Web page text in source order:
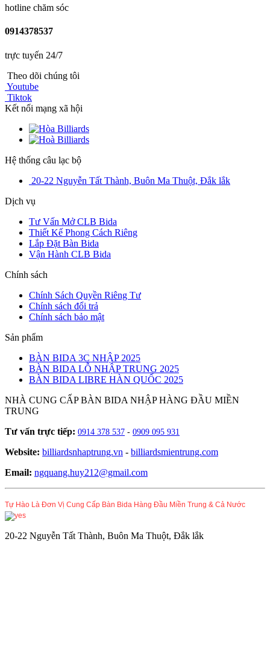
hotline chăm sóc
0914378537
trực tuyến 24/7
Theo dõi chúng tôi
Youtube
Tiktok
Kết nối mạng xã hội
Hệ thống câu lạc bộ
20-22 Nguyễn Tất Thành, Buôn Ma Thuột, Đắk lắk
Dịch vụ
Tư Vấn Mở CLB Bida
Thiết Kế Phong Cách Riêng
Lắp Đặt Bàn Bida
Vận Hành CLB Bida
Chính sách
Chính Sách Quyền Riêng Tư
Chính sách đổi trả
Chính sách bảo mật
Sản phẩm
BÀN BIDA 3C NHẬP 2025
BÀN BIDA LỖ NHẬP TRUNG 2025
BÀN BIDA LIBRE HÀN QUỐC 2025
NHÀ CUNG CẤP BÀN BIDA NHẬP HÀNG ĐẦU MIỀN
TRUNG
Tư vấn trực tiếp: 0914 378 537 - 0909 095 931
Website: billiardsnhaptrung.vn - billiardsmientrung.com
Email: ngquang.huy212@gmail.com
Tự Hào Là Đơn Vị Cung Cấp Bàn Bida Hàng Đầu Miền Trung & Cả Nước
20-22 Nguyễn Tất Thành, Buôn Ma Thuột, Đắk lắk